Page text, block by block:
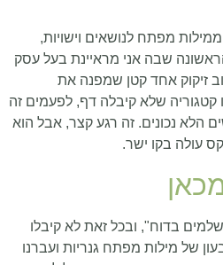
מפתח לנושאים וישויות,
שבה אני מראיינת בעל עסק
זיקוק אחד קטן שמפנה את
קטגוריה שלא קיבלה דף, לפעמים זה
נכונים. זה רגע קצר, אבל הוא
עולה בקו ישר.
בדוח", ובכל זאת לא קיבלו
של מילות מפתח גנריות ועברנו